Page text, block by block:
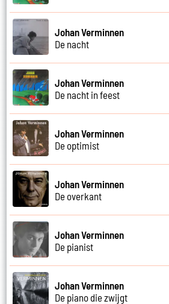
Johan Verminnen
De nacht
Johan Verminnen
De nacht in feest
Johan Verminnen
De optimist
Johan Verminnen
De overkant
Johan Verminnen
De pianist
Johan Verminnen
De piano die zwijgt